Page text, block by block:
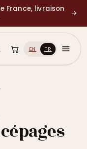
France, livraison
→
EN FR
›